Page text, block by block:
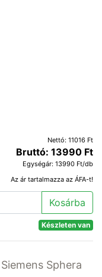
Nettó: 11016 Ft
Bruttó: 13990 Ft
Egységár: 13990 Ft/db
Az ár tartalmazza az ÁFA-t!
Kosárba
Készleten van
Sphera